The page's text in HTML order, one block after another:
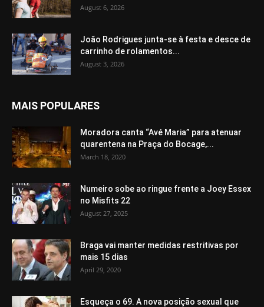
August 6, 2026
João Rodrigues junta-se à festa e desce de
carrinho de rolamentos...
August 3, 2026
MAIS POPULARES
Moradora canta “Avé Maria” para atenuar
quarentena na Praça do Bocage,...
March 18, 2020
Numeiro sobe ao ringue frente a Joey Essex
no Misfits 22
August 27, 2025
Braga vai manter medidas restritivas por
mais 15 dias
April 29, 2020
Esqueça o 69. A nova posição sexual que